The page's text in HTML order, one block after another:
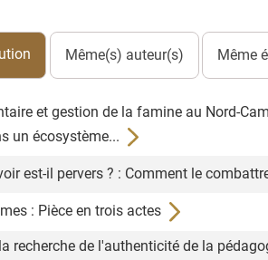
Même(s) auteur(s) Même
et gestion de la famine au Nord-
un écosystème...
est-il pervers ? : Comment le
: Pièce en trois actes
recherche de l'authenticité de la